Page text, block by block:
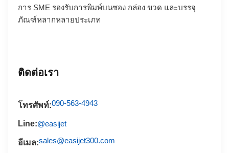
การ SME รองรับการพิมพ์บนซอง กล่อง ขวด และบรรจุ
ภัณฑ์หลากหลายประเภท
ติดต่อเรา
โทรศัพท์:090-563-4943
Line:@easijet
อีเมล:sales@easijet300.com